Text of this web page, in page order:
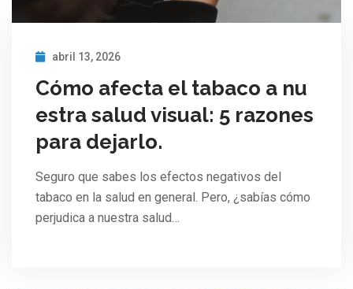
abril 13, 2026
Cómo afecta el tabaco a nu
estra salud visual: 5 razones
para dejarlo.
Seguro que sabes los efectos negativos del
tabaco en la salud en general. Pero, ¿sabías cómo
perjudica a nuestra salud…